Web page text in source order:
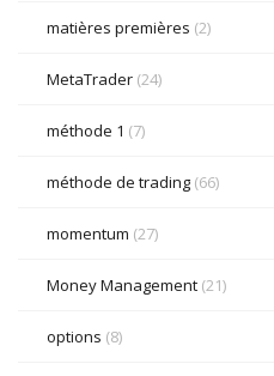
matières premières (2)
MetaTrader (24)
méthode 1 (7)
méthode de trading (66)
momentum (27)
Money Management (21)
options (8)